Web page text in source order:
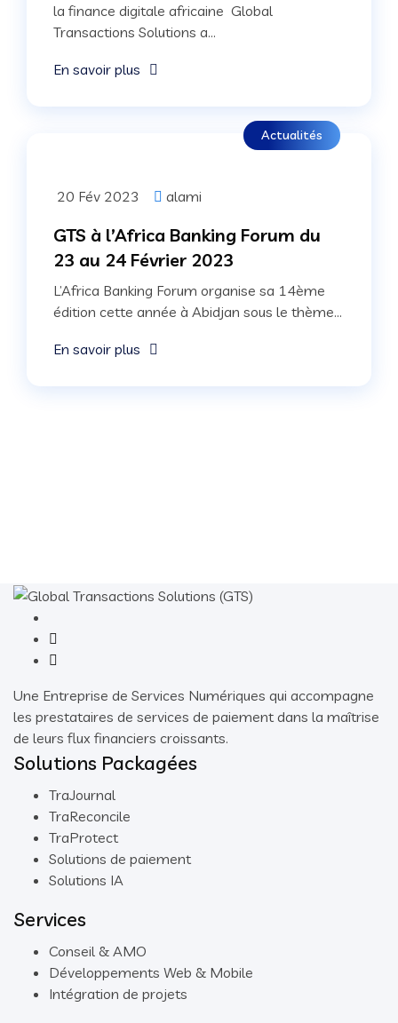
la finance digitale africaine Global
Transactions Solutions a...
En savoir plus
Actualités
20 Fév 2023 alami
GTS à l’Africa Banking Forum du
23 au 24 Février 2023
L’Africa Banking Forum organise sa 14ème
édition cette année à Abidjan sous le thème...
En savoir plus
Une Entreprise de Services Numériques qui accompagne
les prestataires de services de paiement dans la maîtrise
de leurs flux financiers croissants.
Solutions Packagées
TraJournal
TraReconcile
TraProtect
Solutions de paiement
Solutions IA
Services
Conseil & AMO
Développements Web & Mobile
Intégration de projets